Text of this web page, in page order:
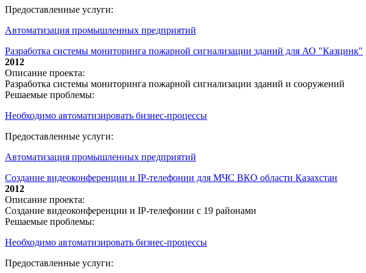
Предоставленные услуги:
Автоматизация промышленных предприятий
Разработка системы мониторинга пожарной сигнализации зданий для АО "Казцинк"
2012
Описание проекта:
Разработка системы мониторинга пожарной сигнализации зданий и сооружений
Решаемые проблемы:
Необходимо автоматизировать бизнес-процессы
Предоставленные услуги:
Автоматизация промышленных предприятий
Создание видеоконференции и IP-телефонии для МЧС ВКО области Казахстан
2012
Описание проекта:
Создание видеоконференции и IP-телефонии с 19 районами
Решаемые проблемы:
Необходимо автоматизировать бизнес-процессы
Предоставленные услуги: